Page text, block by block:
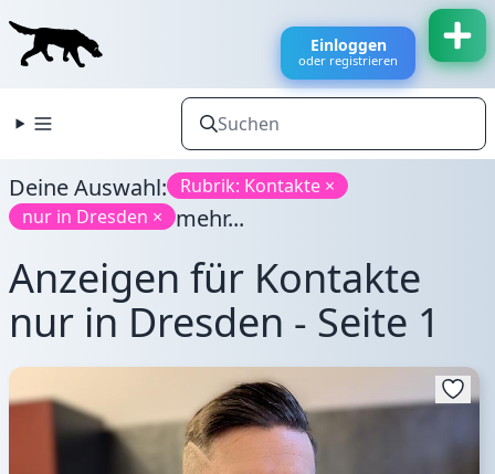
Einloggen
oder registrieren
Deine Auswahl:
Rubrik: Kontakte ×
nur in Dresden ×
mehr...
Anzeigen für Kontakte
nur in Dresden - Seite 1